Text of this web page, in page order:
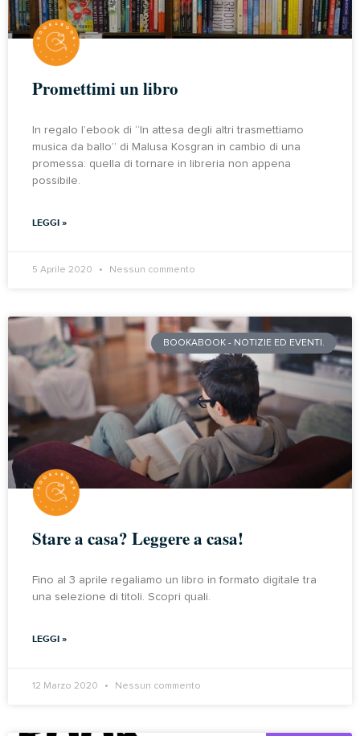
Promettimi un libro
In regalo l’ebook di “In attesa degli altri trasmettiamo
musica da ballo” di Malusa Kosgran in cambio di una
promessa: quella di tornare in libreria non appena
possibile.
LEGGI »
5 Aprile 2020 Nessun commento
BOOKABOOK - NOTIZIE ED EVENTI.
Stare a casa? Leggere a casa!
Fino al 3 aprile regaliamo un libro in formato digitale tra
una selezione di titoli. Scopri quali.
LEGGI »
12 Marzo 2020 Nessun commento